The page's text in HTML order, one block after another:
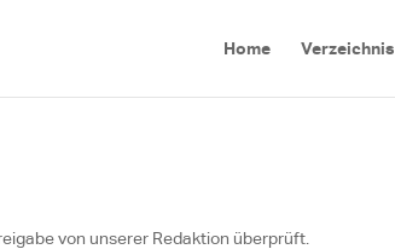
Home Verzeichnis
von unserer Redaktion überprüft.